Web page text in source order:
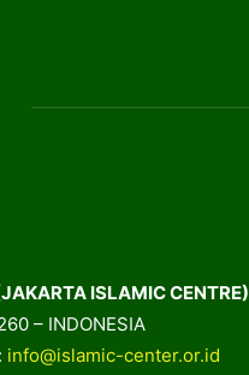
ISLAMIC CENTRE)
– INDONESIA
info@islamic-center.or.id